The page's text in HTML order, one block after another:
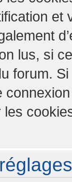
et
lus, si
forum.
les